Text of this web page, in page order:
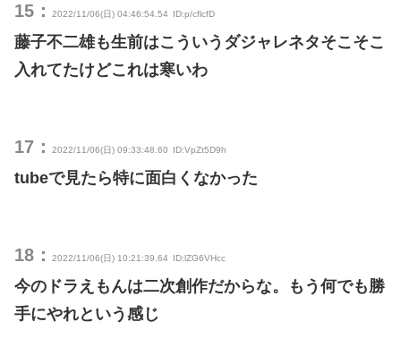
15： 2022/11/06(日) 04:46:54.54 ID:p/cflcfD
藤子不二雄も生前はこういうダジャレネタそこそこ
入れてたけどこれは寒いわ
17： 2022/11/06(日) 09:33:48.60 ID:VpZt5D9h
tubeで見たら特に面白くなかった
18： 2022/11/06(日) 10:21:39.64 ID:lZG6VHcc
今のドラえもんは二次創作だからな。もう何でも勝
手にやれという感じ